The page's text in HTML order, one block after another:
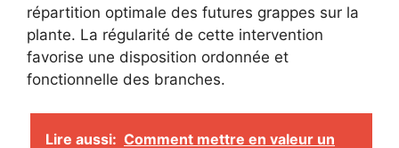
répartition optimale des futures grappes sur la
plante. La régularité de cette intervention
favorise une disposition ordonnée et
fonctionnelle des branches.
Lire aussi: Comment mettre en valeur un